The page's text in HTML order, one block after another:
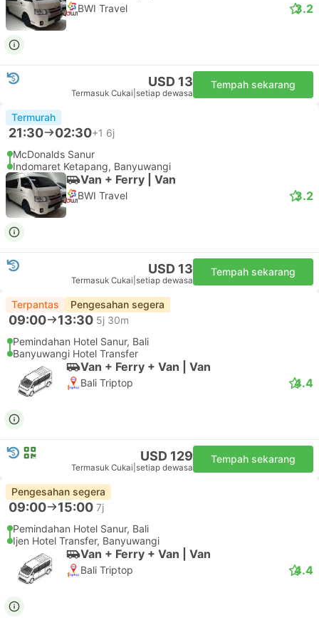
BWI Travel 3.2
USD 13
Termasuk Cukai setiap dewasa
Tempah sekarang
Termurah
21:30 02:30+1 6j
McDonalds Sanur
Indomaret Ketapang, Banyuwangi
Van + Ferry | Van
BWI Travel 3.2
USD 13
Termasuk Cukai setiap dewasa
Tempah sekarang
Terpantas Pengesahan segera
09:00 13:30 5j 30m
Pemindahan Hotel Sanur, Bali
Banyuwangi Hotel Transfer
Van + Ferry + Van | Van
Bali Triptop 4.4
USD 129
Termasuk Cukai setiap dewasa
Tempah sekarang
Pengesahan segera
09:00 15:00 7j
Pemindahan Hotel Sanur, Bali
Ijen Hotel Transfer, Banyuwangi
Van + Ferry + Van | Van
Bali Triptop 4.4